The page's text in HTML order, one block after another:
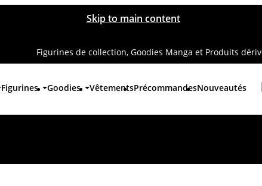
Skip to main content
Figurines de collection, Goodies Manga et Produits
Figurines Goodies VêtementsPrécommandesNouveautés